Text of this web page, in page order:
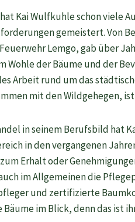
Kai Wulfkuhle schon viele
gemeistert. Von
Lemgo, gab über
Wohle der Bäume und der
Arbeit rund um das
mit den Wildgehegen,
in seinem Berufsbild hat
in den vergangenen
Erhalt oder
im Allgemeinen die
und zertifizierte
Bäume im Blick, denn das ist